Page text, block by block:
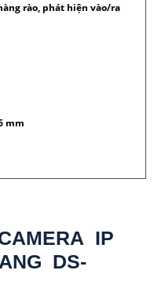
rào, phát hiện vào/ra
mm
IP
DS-